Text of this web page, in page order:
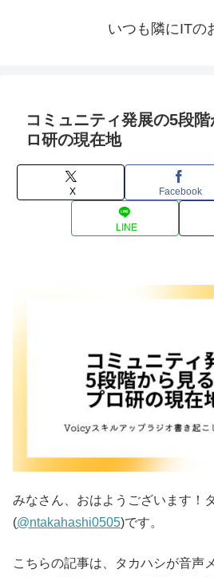
いつも隣にITの
コミュニティ発展の5段
ロ研の現在地
X Facebook
LINE
みなさん、おはようございます！
(@ntakahashi0505)です。
こちらの記事は、タカハシが音声